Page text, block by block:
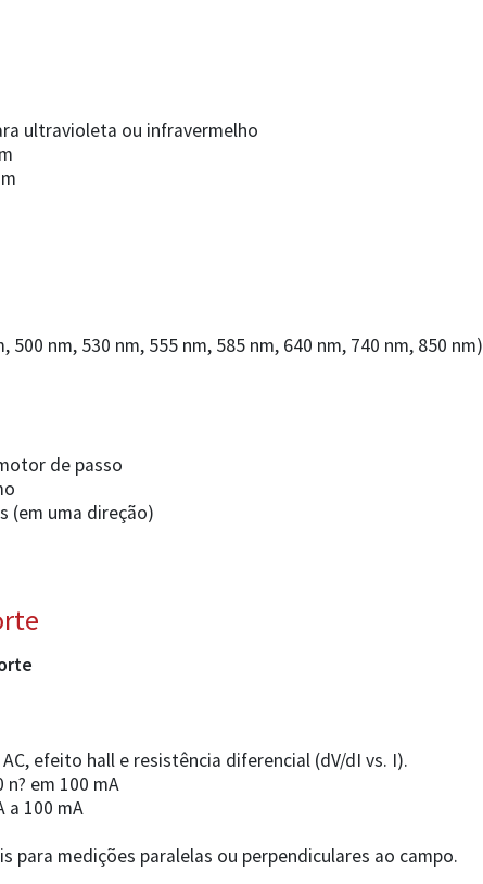
ultravioleta ou infravermelho
nm, 530 nm, 555 nm, 585 nm, 640 nm, 740 nm, 850 nm)
de passo
(em uma direção)
efeito hall e resistência diferencial (dV/dI vs. I).
n? em 100 mA
a 100 mA
para medições paralelas ou perpendiculares ao campo.